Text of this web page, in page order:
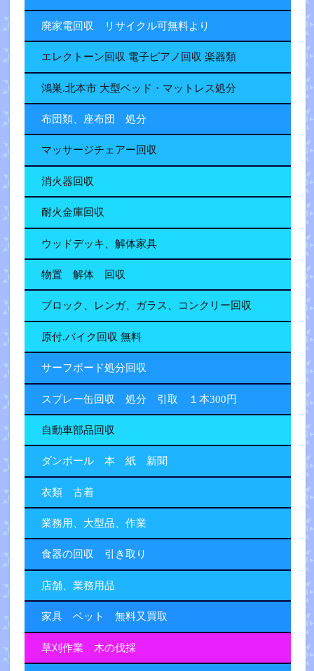
廃家電回収 リサイクル可無料より
エレクトーン回収 電子ピアノ回収 楽器類
鴻巣.北本市 大型ベッド・マットレス処分
布団類、座布団 処分
マッサージチェアー回収
消火器回収
耐火金庫回収
ウッドデッキ、解体家具
物置 解体 回収
ブロック、レンガ、ガラス、コンクリー回収
原付.バイク回収 無料
サーフボード処分回収
スプレー缶回収 処分 引取 １本300円
自動車部品回収
ダンボール 本 紙 新聞
衣類 古着
業務用、大型品、作業
食器の回収 引き取り
店舗、業務用品
家具 ベット 無料又買取
草刈作業 木の伐採